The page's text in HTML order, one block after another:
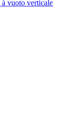
vuoto verticale